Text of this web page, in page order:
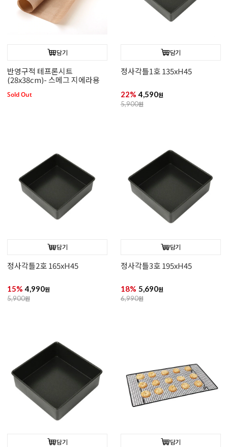
담기
반영구적 테프론시트
(28x38cm)- 스메그 지에라용
Sold Out
담기
정사각틀1호 135xH45
22% 4,590원
5,900원
담기
정사각틀2호 165xH45
15% 4,990원
5,900원
담기
정사각틀3호 195xH45
18% 5,690원
6,990원
담기 담기